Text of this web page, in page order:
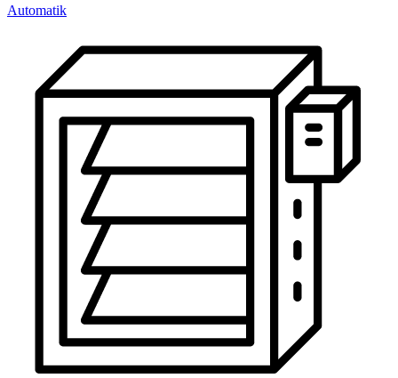
Automatik